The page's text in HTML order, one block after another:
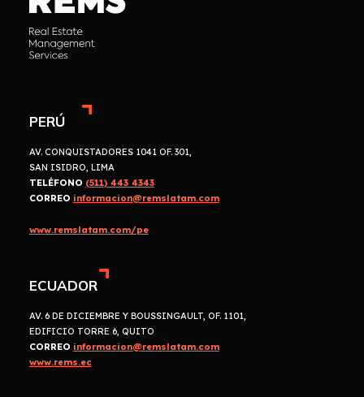
PERÚ
AV. CONQUISTADORES 1041 OF. 301,
SAN ISIDRO, LIMA
TELÉFONO (511) 443 4343
CORREO informacion@remslatam.com
www.remslatam.com/pe
ECUADOR
AV. 6 DE DICIEMBRE Y BOUSSINGAULT, OF. 1101,
EDIFICIO TORRE 6, QUITO
CORREO informacion@remslatam.com
www.rems.ec